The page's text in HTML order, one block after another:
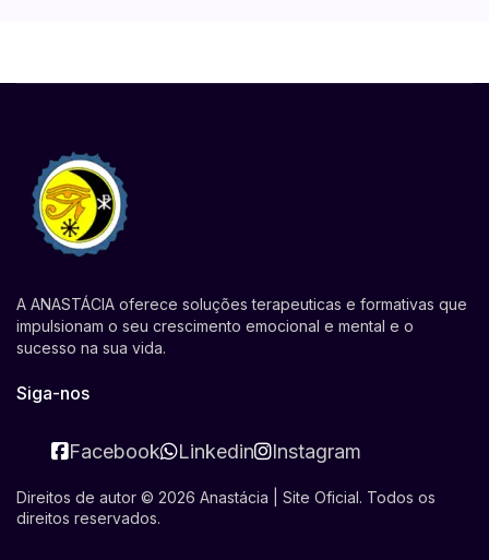
A ANASTÁCIA oferece soluções terapeuticas e formativas que
impulsionam o seu crescimento emocional e mental e o
sucesso na sua vida.
Siga-nos
Facebook Linkedin Instagram
Direitos de autor © 2026 Anastácia | Site Oficial. Todos os
direitos reservados.